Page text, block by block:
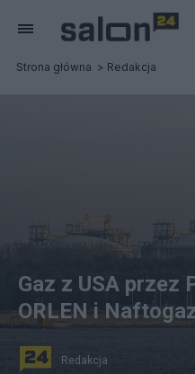
Strona główna Redakcja
Gaz z USA przez
ORLEN i
Redakcja